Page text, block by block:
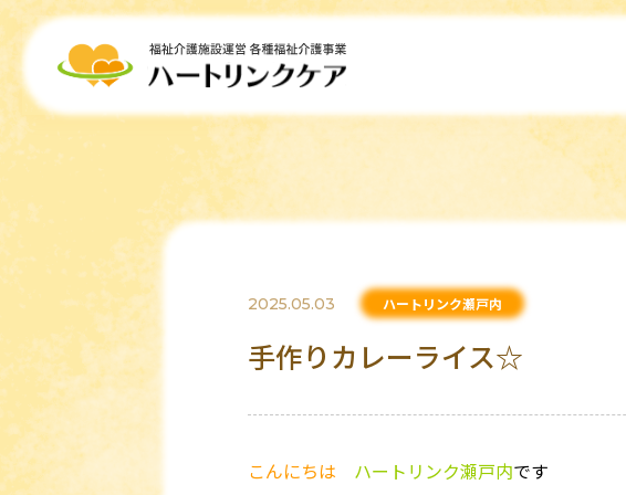
2025.05.03 ハートリンク瀬戸内
手作りカレーライス☆
こんにちは ハートリンク瀬戸内です